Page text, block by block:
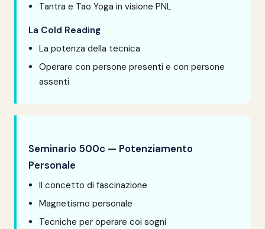
Tantra e Tao Yoga in visione PNL
La Cold Reading
La potenza della tecnica
Operare con persone presenti e con persone
assenti
Seminario 500c — Potenziamento
Personale
Il concetto di fascinazione
Magnetismo personale
Tecniche per operare coi sogni